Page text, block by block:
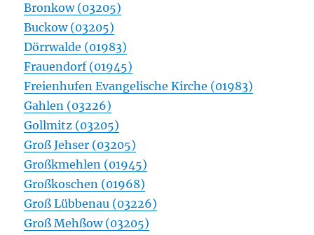
Bronkow (03205)
Buckow (03205)
Dörrwalde (01983)
Frauendorf (01945)
Freienhufen Evangelische Kirche (01983)
Gahlen (03226)
Gollmitz (03205)
Groß Jehser (03205)
Großkmehlen (01945)
Großkoschen (01968)
Groß Lübbenau (03226)
Groß Mehßow (03205)